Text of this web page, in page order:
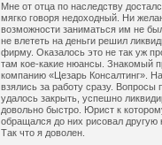
Мне от отца по наследству
мягко говоря недоходный. Ни
возможности заниматься им не
не влететь на деньги решил
фирму. Оказалось это не так уж
там кое-какие нюансы. Знакомый
компанию «Цезарь Консалтинг».
взялись за работу сразу. Вопросы
удалось закрыть, успешно
довольно быстро. Юрист к
обращался до них рисовал другую
Так что я доволен.